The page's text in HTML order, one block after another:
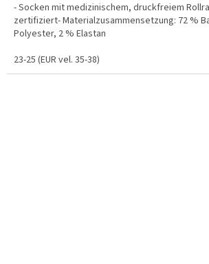
- Socken mit medizinischem, druckfreiem
zertifiziert- Materialzusammensetzung: 72 %
Polyester, 2 % Elastan
23-25 (EUR vel. 35-38)